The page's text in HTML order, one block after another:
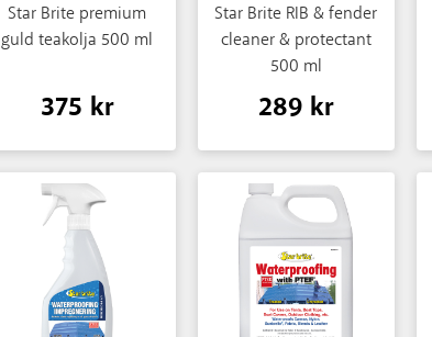
Star Brite premium
guld teakolja 500 ml
375 kr
Star Brite RIB & fender
cleaner & protectant
500 ml
289 kr